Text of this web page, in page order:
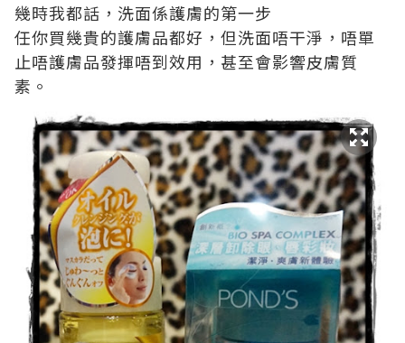
幾時我都話，洗面係護膚的第一步
任你買幾貴的護膚品都好，但洗面唔干淨，唔單
止唔護膚品發揮唔到效用，甚至會影響皮膚質
素。